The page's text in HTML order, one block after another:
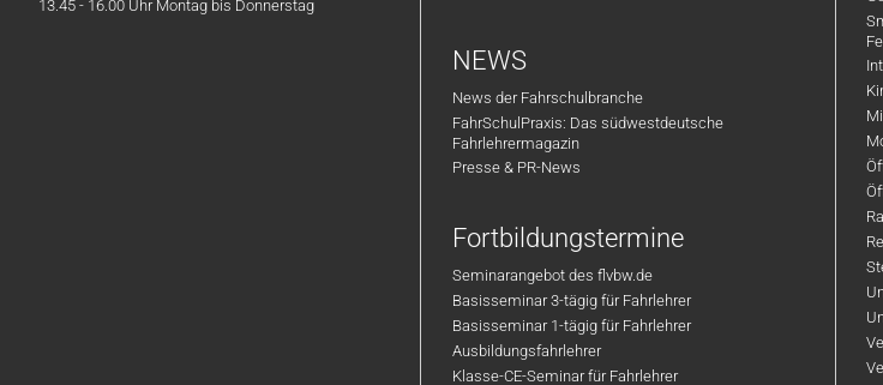
auch für deine tägliche
Wir
Arbeitsplatz – auch
Bezahlte Fortbildung
Zeiteinteilung
Moderne
und
Ein leistungsstarkes
erfolgsorientiertes
Prüfort ist Müllheim
13.45 - 16.00 Uhr Montag bis Donnerstag
NEWS
News der Fahrschulbranche
FahrSchulPraxis: Das südwestdeutsche
Fahrlehrermagazin
Presse & PR-News
Fortbildungstermine
Seminarangebot des flvbw.de
Basisseminar 3-tägig für Fahrlehrer
Basisseminar 1-tägig für Fahrlehrer
Ausbildungsfahrlehrer
Klasse-CE-Seminar für Fahrlehrer